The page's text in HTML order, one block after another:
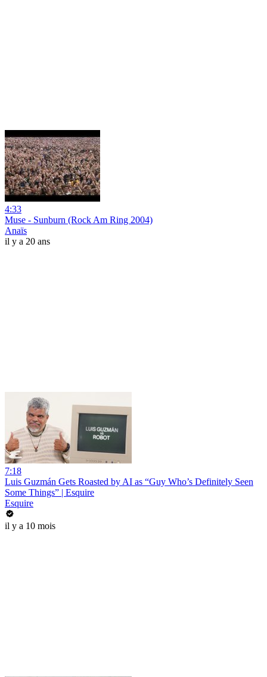
4:33
Muse - Sunburn (Rock Am Ring 2004)
Anaïs
il y a 20 ans
7:18
Luis Guzmán Gets Roasted by AI as “Guy Who’s Definitely Seen
Some Things” | Esquire
Esquire
il y a 10 mois